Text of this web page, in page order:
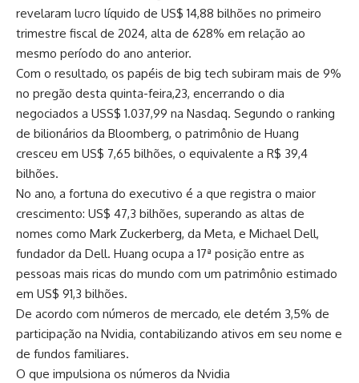
revelaram lucro líquido de US$ 14,88 bilhões no primeiro
trimestre fiscal de 2024, alta de 628% em relação ao
mesmo período do ano anterior.
Com o resultado, os papéis de big tech subiram mais de 9%
no pregão desta quinta-feira,23, encerrando o dia
negociados a USS$ 1.037,99 na Nasdaq. Segundo o ranking
de bilionários da Bloomberg, o patrimônio de Huang
cresceu em US$ 7,65 bilhões, o equivalente a R$ 39,4
bilhões.
No ano, a fortuna do executivo é a que registra o maior
crescimento: US$ 47,3 bilhões, superando as altas de
nomes como Mark Zuckerberg, da Meta, e Michael Dell,
fundador da Dell. Huang ocupa a 17ª posição entre as
pessoas mais ricas do mundo com um patrimônio estimado
em US$ 91,3 bilhões.
De acordo com números de mercado, ele detém 3,5% de
participação na Nvidia, contabilizando ativos em seu nome e
de fundos familiares.
O que impulsiona os números da Nvidia